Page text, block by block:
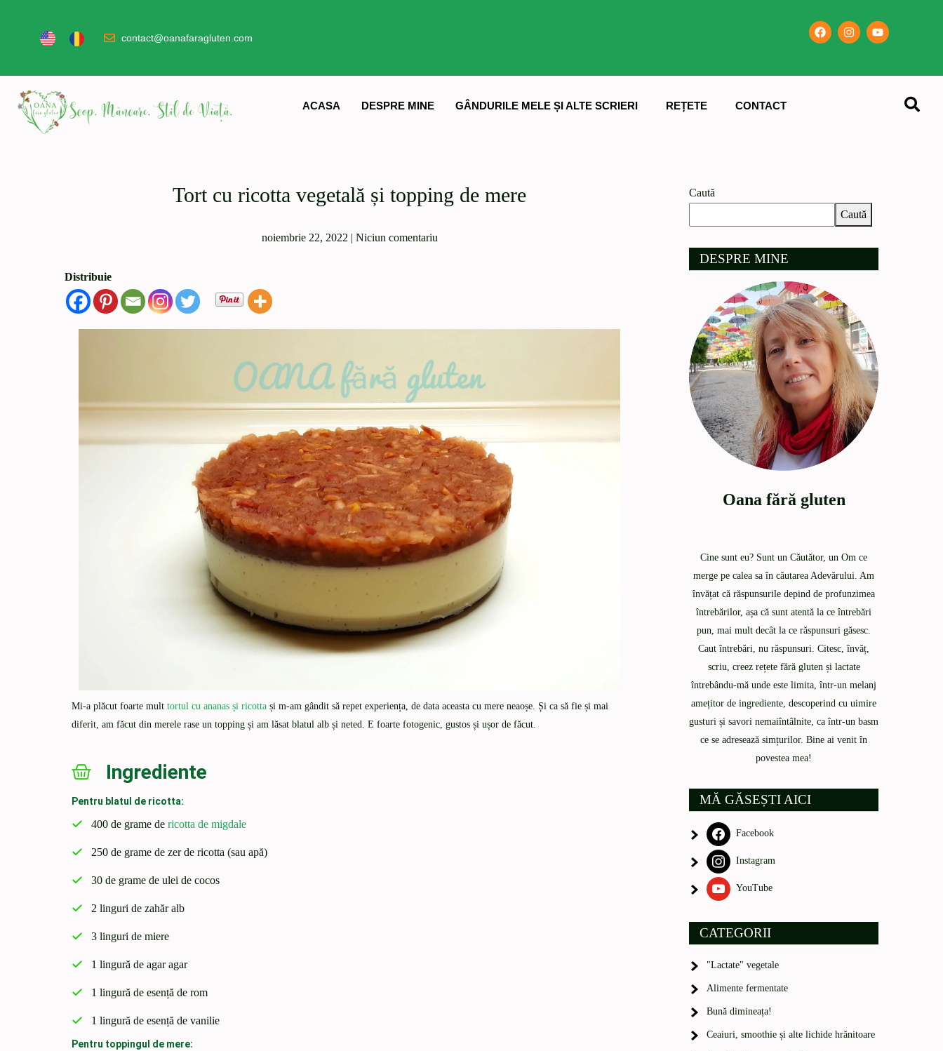
contact@oanafaragluten.com
ACASA DESPRE MINE GÂNDURILE MELE ȘI ALTE SCRIERI REȚETE CONTACT
Tort cu ricotta vegetală și topping de mere
noiembrie 22, 2022 | Niciun comentariu
Distribuie
Mi-a plăcut foarte mult tortul cu ananas și ricotta și m-am gândit să repet experiența, de data aceasta cu mere neaoșe. Și ca să fie și mai
diferit, am făcut din merele rase un topping și am lăsat blatul alb și neted. E foarte fotogenic, gustos și ușor de făcut.
Ingrediente
Pentru blatul de ricotta:
400 de grame de ricotta de migdale
250 de grame de zer de ricotta (sau apă)
30 de grame de ulei de cocos
2 linguri de zahăr alb
3 linguri de miere
1 lingură de agar agar
1 lingură de esență de rom
1 lingură de esență de vanilie
Pentru toppingul de mere:
Caută
Caută
DESPRE MINE
Oana fără gluten
Cine sunt eu? Sunt un Căutător, un Om ce
merge pe calea sa în căutarea Adevărului. Am
învățat că răspunsurile depind de profunzimea
întrebărilor, așa că sunt atentă la ce întrebări
pun, mai mult decât la ce răspunsuri găsesc.
Caut întrebări, nu răspunsuri. Citesc, învăț,
scriu, creez rețete fără gluten și lactate
întrebându-mă unde este limita, într-un melanj
amețitor de ingrediente, descoperind cu uimire
gusturi și savori nemaiîntâlnite, ca într-un basm
ce se adresează simțurilor. Bine ai venit în
povestea mea!
MĂ GĂSEȘTI AICI
Facebook
Instagram
YouTube
CATEGORII
"Lactate" vegetale
Alimente fermentate
Bună dimineața!
Ceaiuri, smoothie și alte lichide hrănitoare